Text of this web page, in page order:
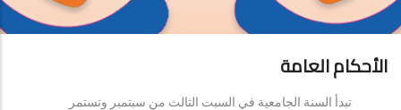
الأحكام العامة
تبدأ السنة الجامعية في السبت الثالث من سبتمبر وتستمر